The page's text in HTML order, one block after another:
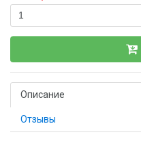
Описание
Отзывы